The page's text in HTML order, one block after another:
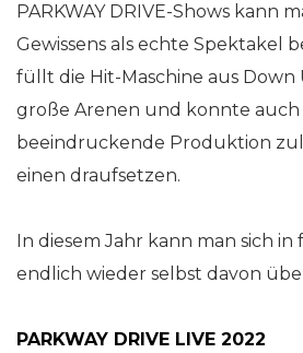
PARKWAY DRIVE-Shows kann
Gewissens als echte Spektakel
füllt die Hit-Maschine aus
große Arenen und konnte auch
beeindruckende Produktion
einen draufsetzen.
In diesem Jahr kann man sich
endlich wieder selbst davon
PARKWAY DRIVE LIVE 2022